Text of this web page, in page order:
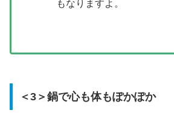
もなりますよ。
＜3＞鍋で心も体もぽかぽか